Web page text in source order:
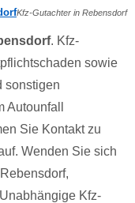
Kfz-Gutachter in Rebensdorf
. Kfz-
sowie
sonstigen
Autounfall
Sie Kontakt zu
Wenden Sie sich
Kfz-